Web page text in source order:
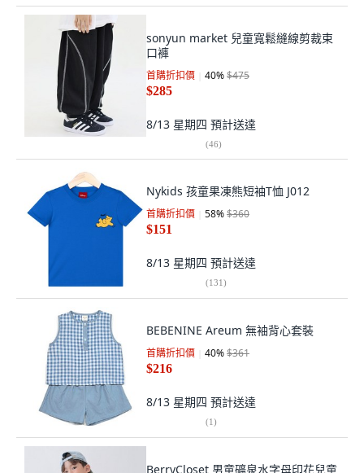
sonyun market 兒童寬鬆縫線剪裁束
口褲
首購折扣價 40%$475
$285
8/13 星期四 預計送達
(46)
Nykids 孩童果凍熊短袖T恤 J012
首購折扣價 58%$360
$151
8/13 星期四 預計送達
(131)
BEBENINE Areum 無袖背心套裝
首購折扣價 40%$361
$216
8/13 星期四 預計送達
(1)
BerryCloset 男童礦泉水字母印花兒童